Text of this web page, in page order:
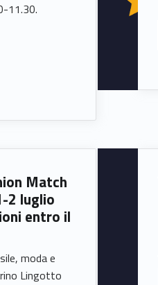
11.30.
Match
2 luglio
entro il
moda e
Lingotto